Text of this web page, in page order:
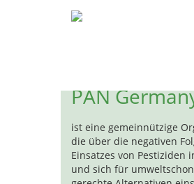
PAN
ist eine gemeinnützige
die über die negativen
Einsatzes von Pestiziden
und sich für